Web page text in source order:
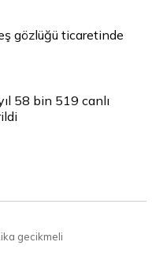
gözlüğü ticaretinde
58 bin 519 canlı
gecikmeli